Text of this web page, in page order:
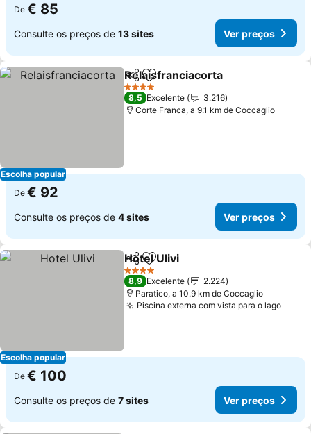
De € 85
Consulte os preços de 13 sites Ver preços
Escolha popular
PartilharAdicionar aos favoritos
Relaisfranciacorta
4 Estrelas
8,5 Excelente
3.216
Corte Franca, a 9.1 km de Coccaglio
De € 92
Consulte os preços de 4 sites Ver preços
Escolha popular
PartilharAdicionar aos favoritos
Hotel Ulivi
4 Estrelas
8,9 Excelente
2.224
Paratico, a 10.9 km de Coccaglio
Piscina externa com vista para o lago
De € 100
Consulte os preços de 7 sites Ver preços